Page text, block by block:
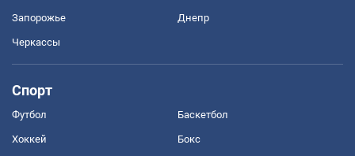
Запорожье Днепр
Черкассы
Спорт
Футбол Баскетбол
Хоккей Бокс